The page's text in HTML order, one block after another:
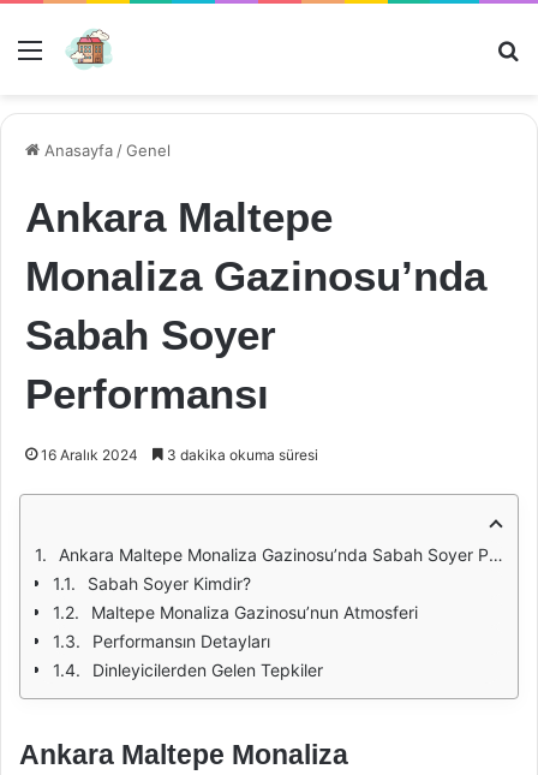
Menü
Anasayfa /Genel
Ankara Maltepe
Monaliza Gazinosu’nda
Sabah Soyer
Performansı
16 Aralık 2024 3 dakika okuma süresi
Ankara Maltepe Monaliza Gazinosu’nda Sabah Soyer Performansı
Sabah Soyer Kimdir?
Maltepe Monaliza Gazinosu’nun Atmosferi
Performansın Detayları
Dinleyicilerden Gelen Tepkiler
Ankara Maltepe Monaliza